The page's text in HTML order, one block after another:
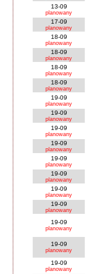
13-09
planowany
17-09
planowany
18-09
planowany
18-09
planowany
18-09
planowany
18-09
planowany
19-09
planowany
19-09
planowany
19-09
planowany
19-09
planowany
19-09
planowany
19-09
planowany
19-09
planowany
19-09
planowany
19-09
planowany
19-09
planowany
19-09
planowany